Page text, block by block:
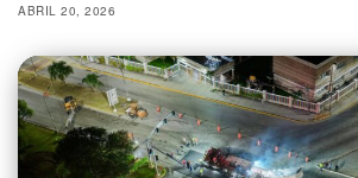
ABRIL 20, 2026